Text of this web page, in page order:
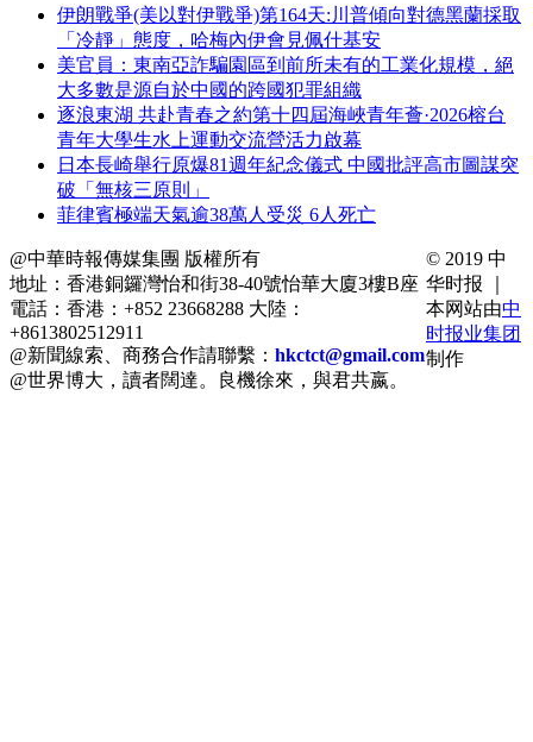
伊朗戰爭(美以對伊戰爭)第164天:川普傾向對德黑蘭採取
「冷靜」態度，哈梅內伊會見佩什基安
美官員：東南亞詐騙園區到前所未有的工業化規模，絕
大多數是源自於中國的跨國犯罪組織
逐浪東湖 共赴青春之約第十四屆海峽青年薈·2026榕台
青年大學生水上運動交流營活力啟幕
日本長崎舉行原爆81週年紀念儀式 中國批評高市圖謀突
破「無核三原則」
菲律賓極端天氣逾38萬人受災 6人死亡
@中華時報傳媒集團 版權所有
地址：香港銅鑼灣怡和街38-40號怡華大廈3樓B座
電話：香港：+852 23668288 大陸：
+8613802512911
@新聞線索、商務合作請聯繫： hkctct@gmail.com
@世界博大，讀者闊達。良機徐來，與君共嬴。
© 2019 中
华时报 ｜
本网站由中
时报业集团
制作